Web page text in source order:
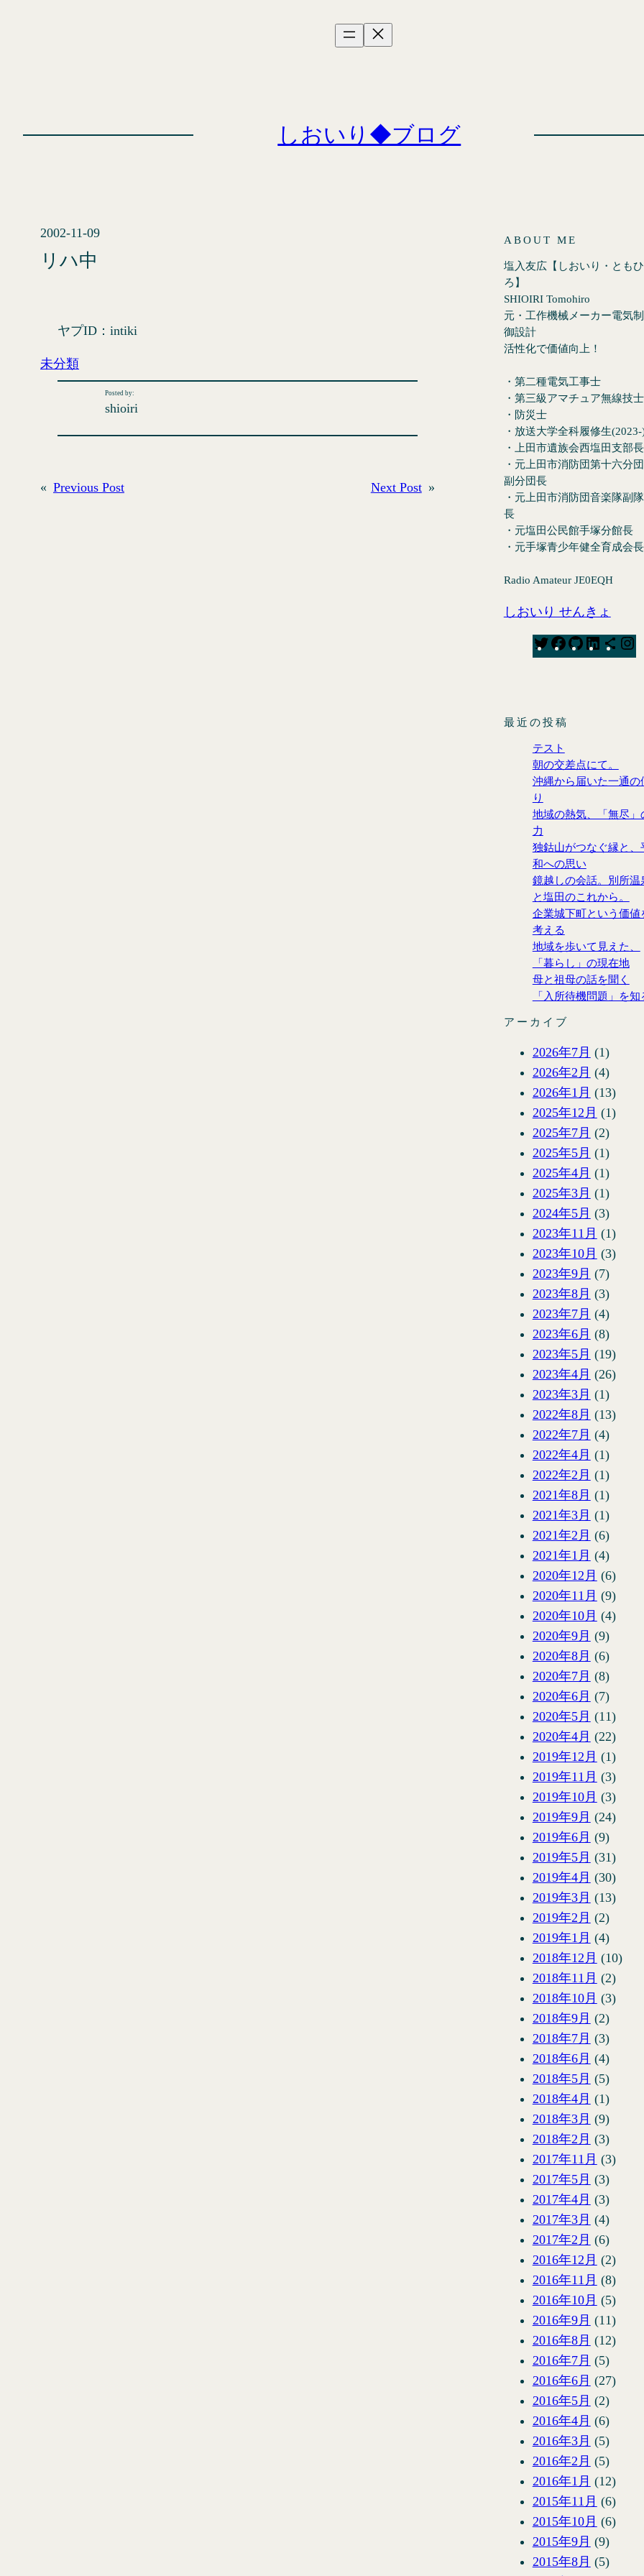
しおいり◆ブログ
2002-11-09
リハ中
ヤプID：intiki
未分類
Posted by:
shioiri
« Previous Post Next Post »
ABOUT ME
塩入友広【しおいり・ともひ
ろ】
SHIOIRI Tomohiro
元・工作機械メーカー電気制
御設計
活性化で価値向上！
・第二種電気工事士
・第三級アマチュア無線技士
・防災士
・放送大学全科履修生(2023-
・上田市遺族会西塩田支部長
・元上田市消防団第十六分団
副分団長
・元上田市消防団音楽隊副隊
長
・元塩田公民館手塚分館長
・元手塚青少年健全育成会長
Radio Amateur JE0EQH
しおいり せんきょ
T
t
e
r
F
b
o
k
G
L
I
n
S
o
a
最近の投稿
テスト
朝の交差点にて。
沖縄から届いた一通の
り
地域の熱気、「無尽」
力
独鈷山がつなぐ縁と、
和への思い
鏡越しの会話。別所温
と塩田のこれから。
企業城下町という価値
考える
地域を歩いて見えた、
「暮らし」の現在地
母と祖母の話を聞く
「入所待機問題」を知
アーカイブ
2026年7月 (1)
2026年2月 (4)
2026年1月 (13)
2025年12月 (1)
2025年7月 (2)
2025年5月 (1)
2025年4月 (1)
2025年3月 (1)
2024年5月 (3)
2023年11月 (1)
2023年10月 (3)
2023年9月 (7)
2023年8月 (3)
2023年7月 (4)
2023年6月 (8)
2023年5月 (19)
2023年4月 (26)
2023年3月 (1)
2022年8月 (13)
2022年7月 (4)
2022年4月 (1)
2022年2月 (1)
2021年8月 (1)
2021年3月 (1)
2021年2月 (6)
2021年1月 (4)
2020年12月 (6)
2020年11月 (9)
2020年10月 (4)
2020年9月 (9)
2020年8月 (6)
2020年7月 (8)
2020年6月 (7)
2020年5月 (11)
2020年4月 (22)
2019年12月 (1)
2019年11月 (3)
2019年10月 (3)
2019年9月 (24)
2019年6月 (9)
2019年5月 (31)
2019年4月 (30)
2019年3月 (13)
2019年2月 (2)
2019年1月 (4)
2018年12月 (10)
2018年11月 (2)
2018年10月 (3)
2018年9月 (2)
2018年7月 (3)
2018年6月 (4)
2018年5月 (5)
2018年4月 (1)
2018年3月 (9)
2018年2月 (3)
2017年11月 (3)
2017年5月 (3)
2017年4月 (3)
2017年3月 (4)
2017年2月 (6)
2016年12月 (2)
2016年11月 (8)
2016年10月 (5)
2016年9月 (11)
2016年8月 (12)
2016年7月 (5)
2016年6月 (27)
2016年5月 (2)
2016年4月 (6)
2016年3月 (5)
2016年2月 (5)
2016年1月 (12)
2015年11月 (6)
2015年10月 (6)
2015年9月 (9)
2015年8月 (5)